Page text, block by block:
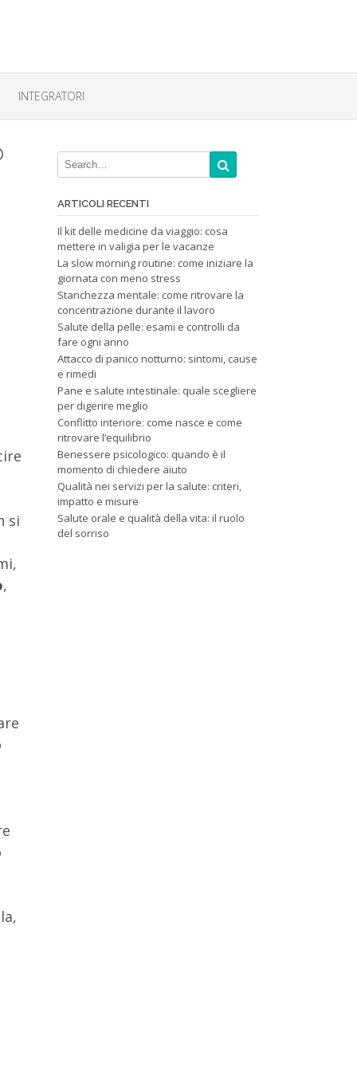
INTEGRATORI
si
,
ARTICOLI RECENTI
Il kit delle medicine da viaggio: cosa
mettere in valigia per le vacanze
La slow morning routine: come iniziare la
giornata con meno stress
Stanchezza mentale: come ritrovare la
concentrazione durante il lavoro
Salute della pelle: esami e controlli da
fare ogni anno
Attacco di panico notturno: sintomi, cause
e rimedi
Pane e salute intestinale: quale scegliere
per digerire meglio
Conflitto interiore: come nasce e come
ritrovare l’equilibrio
Benessere psicologico: quando è il
momento di chiedere aiuto
Qualità nei servizi per la salute: criteri,
impatto e misure
Salute orale e qualità della vita: il ruolo
del sorriso